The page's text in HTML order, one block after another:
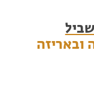
ובאריזה